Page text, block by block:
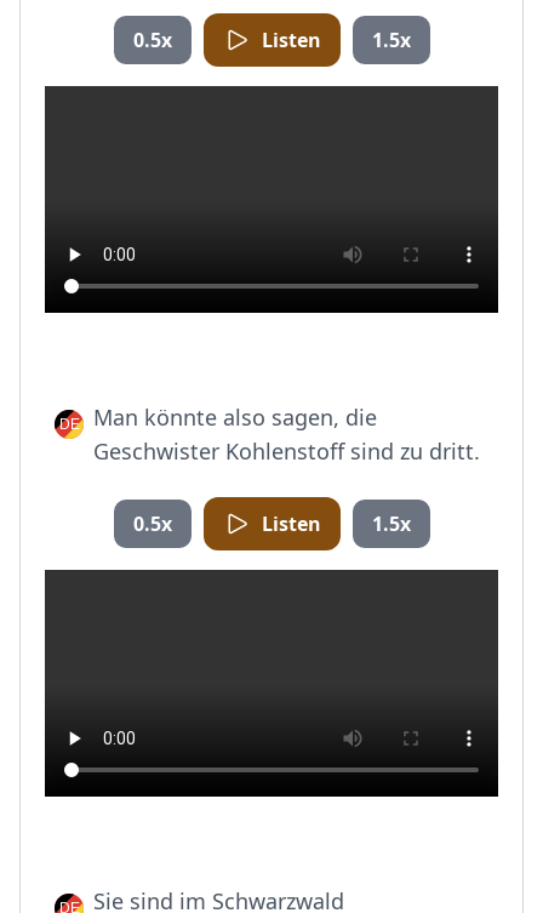
0.5x Listen 1.5x
Man könnte also sagen, die
Geschwister Kohlenstoff sind zu dritt.
0.5x Listen 1.5x
Sie sind im Schwarzwald